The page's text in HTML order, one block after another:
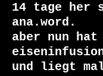
14 tage her
ana.word.
aber nun hat
und liegt